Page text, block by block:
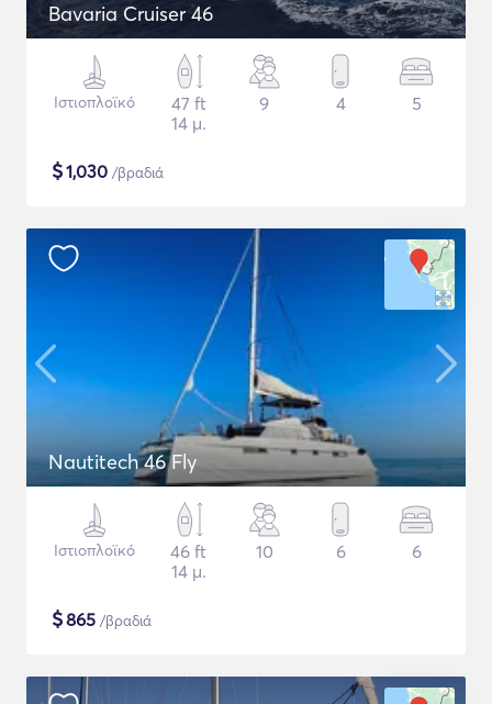
Bavaria Cruiser 46
Ιστιοπλοϊκό
47 ft
14 μ.
9 4 5
$1,030 /βραδιά
Nautitech 46 Fly
Ιστιοπλοϊκό
46 ft
14 μ.
10 6 6
$865 /βραδιά